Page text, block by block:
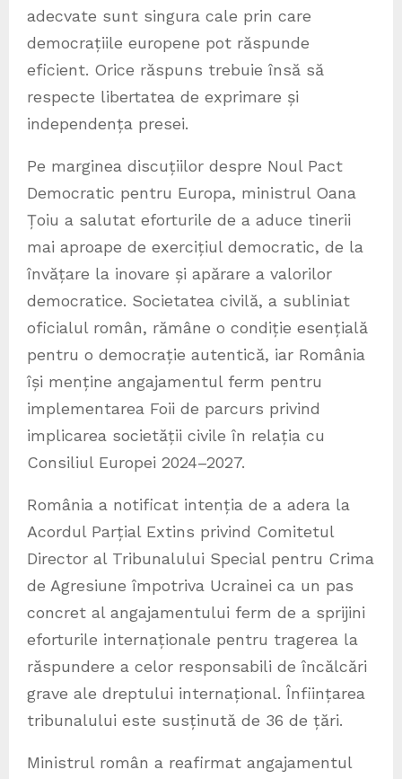
adecvate sunt singura cale prin care
democrațiile europene pot răspunde
eficient. Orice răspuns trebuie însă să
respecte libertatea de exprimare și
independența presei.
Pe marginea discuțiilor despre Noul Pact
Democratic pentru Europa, ministrul Oana
Țoiu a salutat eforturile de a aduce tinerii
mai aproape de exercițiul democratic, de la
învățare la inovare și apărare a valorilor
democratice. Societatea civilă, a subliniat
oficialul român, rămâne o condiție esențială
pentru o democrație autentică, iar România
își menține angajamentul ferm pentru
implementarea Foii de parcurs privind
implicarea societății civile în relația cu
Consiliul Europei 2024–2027.
România a notificat intenția de a adera la
Acordul Parțial Extins privind Comitetul
Director al Tribunalului Special pentru Crima
de Agresiune împotriva Ucrainei ca un pas
concret al angajamentului ferm de a sprijini
eforturile internaționale pentru tragerea la
răspundere a celor responsabili de încălcări
grave ale dreptului internațional. Înființarea
tribunalului este susținută de 36 de țări.
Ministrul român a reafirmat angajamentul